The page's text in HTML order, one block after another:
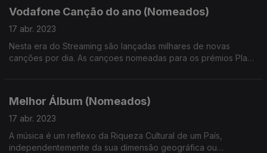
Vodafone Canção do ano (Nomeados)
17 abr. 2023
Nesta era do Streaming são lançadas milhares de novas
canções por dia. As cançoes nomeadas para os prémios Play
Melhor Álbum (Nomeados)
17 abr. 2023
A música é um reflexo da Riqueza Cultural de um País,
independentemente da sua dimensão geográfica ou